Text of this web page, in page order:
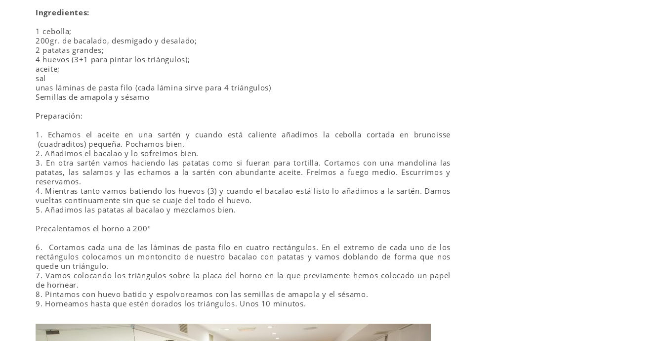
Ingredientes:
1 cebolla;
200gr. de bacalado, desmigado y desalado;
2 patatas grandes;
4 huevos (3+1 para pintar los triángulos);
aceite;
sal
unas láminas de pasta filo (cada lámina sirve para 4 triángulos)
Semillas de amapola y sésamo
Preparación:
1. Echamos el aceite en una sartén y cuando está caliente añadimos la cebolla cortada en brunoisse
(cuadraditos) pequeña. Pochamos bien.
2. Añadimos el bacalao y lo sofreímos bien.
3. En otra sartén vamos haciendo las patatas como si fueran para tortilla. Cortamos con una mandolina las
patatas, las salamos y las echamos a la sartén con abundante aceite. Freímos a fuego medio. Escurrimos y
reservamos.
4. Mientras tanto vamos batiendo los huevos (3) y cuando el bacalao está listo lo añadimos a la sartén. Damos
vueltas contínuamente sin que se cuaje del todo el huevo.
5. Añadimos las patatas al bacalao y mezclamos bien.
Precalentamos el horno a 200º
6. Cortamos cada una de las láminas de pasta filo en cuatro rectángulos. En el extremo de cada uno de los
rectángulos colocamos un montoncito de nuestro bacalao con patatas y vamos doblando de forma que nos
quede un triángulo.
7. Vamos colocando los triángulos sobre la placa del horno en la que previamente hemos colocado un papel
de hornear.
8. Pintamos con huevo batido y espolvoreamos con las semillas de amapola y el sésamo.
9. Horneamos hasta que estén dorados los triángulos. Unos 10 minutos.